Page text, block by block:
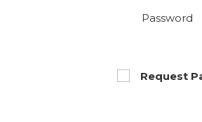
Password
Request